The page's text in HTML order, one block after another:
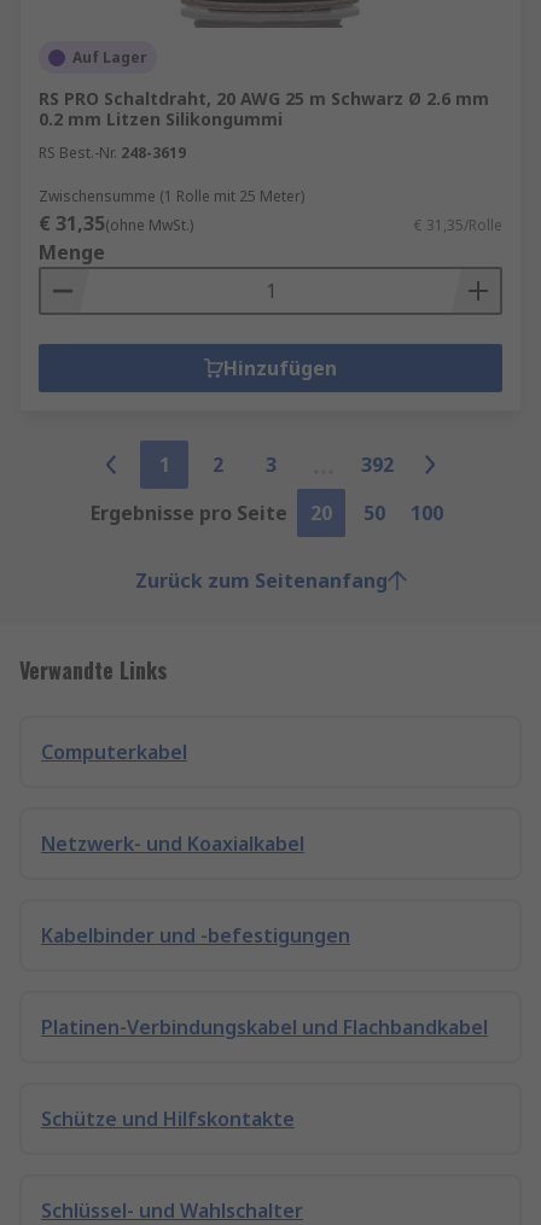
Auf Lager
RS PRO Schaltdraht, 20 AWG 25 m Schwarz Ø 2.6 mm
0.2 mm Litzen Silikongummi
RS Best.-Nr. 248-3619
Zwischensumme (1 Rolle mit 25 Meter)
€ 31,35(ohne MwSt.) € 31,35/Rolle
Menge
Hinzufügen
1 2 3
392
Ergebnisse pro Seite
20 50 100
Zurück zum Seitenanfang
Verwandte Links
Computerkabel
Netzwerk- und Koaxialkabel
Kabelbinder und -befestigungen
Platinen-Verbindungskabel und Flachbandkabel
Schütze und Hilfskontakte
Schlüssel- und Wahlschalter